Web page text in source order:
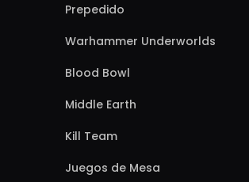
Prepedido
Warhammer Underworlds
Blood Bowl
Middle Earth
Kill Team
Juegos de Mesa